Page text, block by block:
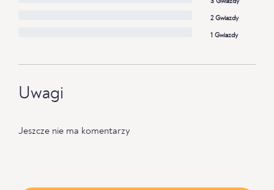
2 Gwiazdy
1 Gwiazdy
Uwagi
Jeszcze nie ma komentarzy